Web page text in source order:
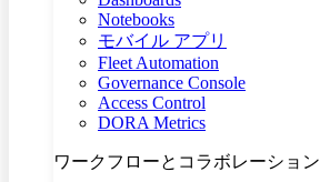
Notebooks
モバイル アプリ
Fleet Automation
Governance Console
Access Control
DORA Metrics
ワークフローとコラボレーション